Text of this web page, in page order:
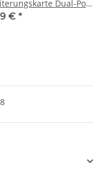
Dual-Port
C 10Gbps ASMedia
€ *